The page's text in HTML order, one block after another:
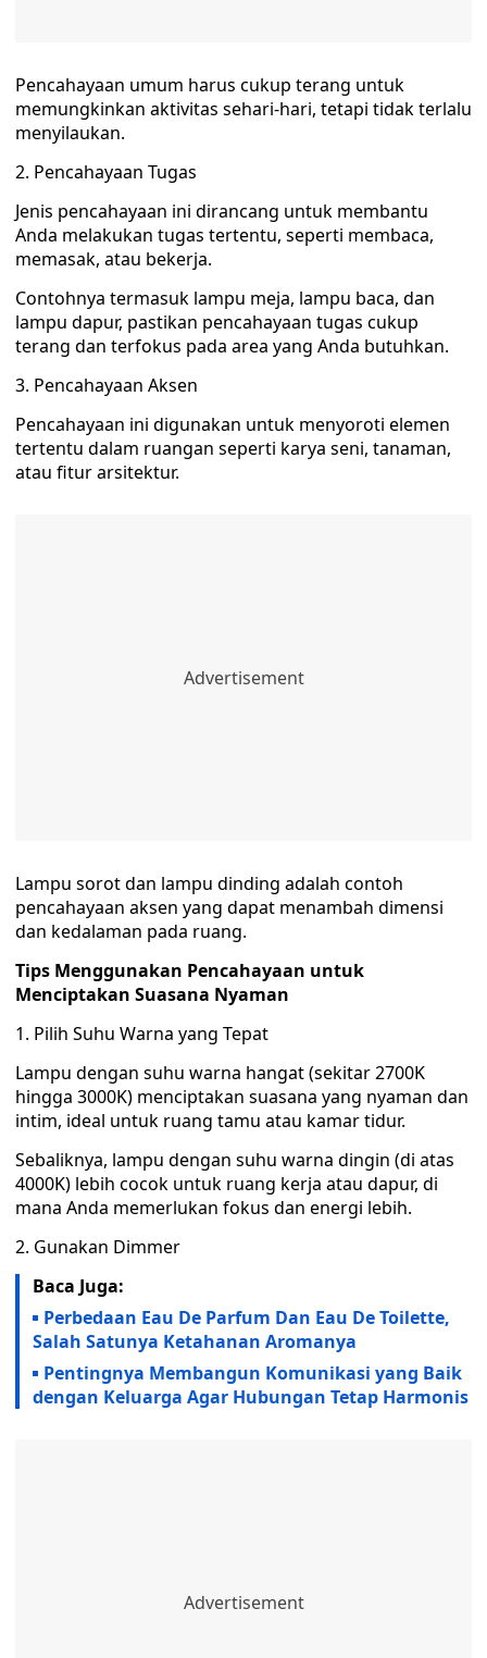
Pencahayaan umum harus cukup terang untuk
memungkinkan aktivitas sehari-hari, tetapi tidak terlalu
menyilaukan.
2. Pencahayaan Tugas
Jenis pencahayaan ini dirancang untuk membantu
Anda melakukan tugas tertentu, seperti membaca,
memasak, atau bekerja.
Contohnya termasuk lampu meja, lampu baca, dan
lampu dapur, pastikan pencahayaan tugas cukup
terang dan terfokus pada area yang Anda butuhkan.
3. Pencahayaan Aksen
Pencahayaan ini digunakan untuk menyoroti elemen
tertentu dalam ruangan seperti karya seni, tanaman,
atau fitur arsitektur.
Lampu sorot dan lampu dinding adalah contoh
pencahayaan aksen yang dapat menambah dimensi
dan kedalaman pada ruang.
Tips Menggunakan Pencahayaan untuk
Menciptakan Suasana Nyaman
1. Pilih Suhu Warna yang Tepat
Lampu dengan suhu warna hangat (sekitar 2700K
hingga 3000K) menciptakan suasana yang nyaman dan
intim, ideal untuk ruang tamu atau kamar tidur.
Sebaliknya, lampu dengan suhu warna dingin (di atas
4000K) lebih cocok untuk ruang kerja atau dapur, di
mana Anda memerlukan fokus dan energi lebih.
2. Gunakan Dimmer
Baca Juga:
Perbedaan Eau De Parfum Dan Eau De Toilette,
Salah Satunya Ketahanan Aromanya
Pentingnya Membangun Komunikasi yang Baik
dengan Keluarga Agar Hubungan Tetap Harmonis